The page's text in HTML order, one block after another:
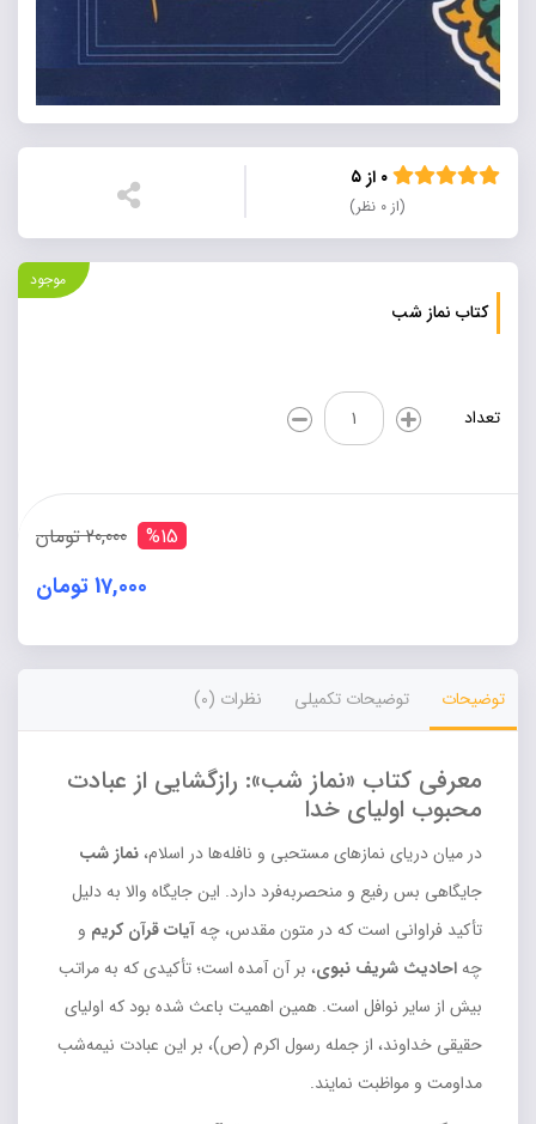
(از ۰ نظر)
کتاب نماز شب
موجود
تعداد
کتاب
نماز
شب
%15 20,000 تومان
17,000 تومان
Alternative:
توضیحات توضیحات تکمیلی نظرات (0)
معرفی کتاب «نماز شب»: رازگشایی از عبادت
محبوب اولیای خدا
در میان دریای نمازهای مستحبی و نافله‌ها در اسلام، نماز شب
جایگاهی بس رفیع و منحصربه‌فرد دارد. این جایگاه والا به دلیل
تأکید فراوانی است که در متون مقدس، چهآیات قرآن کریم و
چهاحادیث شریف نبوی، بر آن آمده است؛ تأکیدی که به مراتب
بیش از سایر نوافل است. همین اهمیت باعث شده بود که اولیای
حقیقی خداوند، از جمله رسول اکرم (ص)، بر این عبادت نیمه‌شب
مداومت و مواظبت نمایند.